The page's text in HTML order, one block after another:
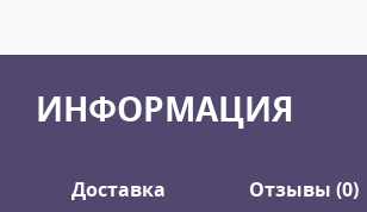
ИНФОРМАЦИЯ
Доставка Отзывы (0)